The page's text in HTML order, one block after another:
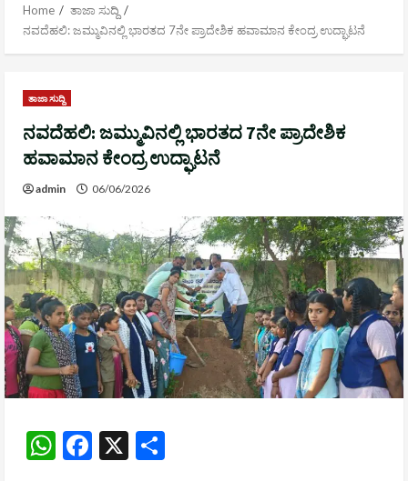
Home
ತಾಜಾ ಸುದ್ದಿ
ನವದೆಹಲಿ: ಜಮ್ಮುವಿನಲ್ಲಿ ಭಾರತದ 7ನೇ ಪ್ರಾದೇಶಿಕ ಹವಾಮಾನ ಕೇಂದ್ರ ಉದ್ಘಾಟನೆ
ತಾಜಾ ಸುದ್ದಿ
ನವದೆಹಲಿ: ಜಮ್ಮುವಿನಲ್ಲಿ ಭಾರತದ 7ನೇ ಪ್ರಾದೇಶಿಕ
ಹವಾಮಾನ ಕೇಂದ್ರ ಉದ್ಘಾಟನೆ
admin 06/06/2026
WhatsApp
Facebook
X